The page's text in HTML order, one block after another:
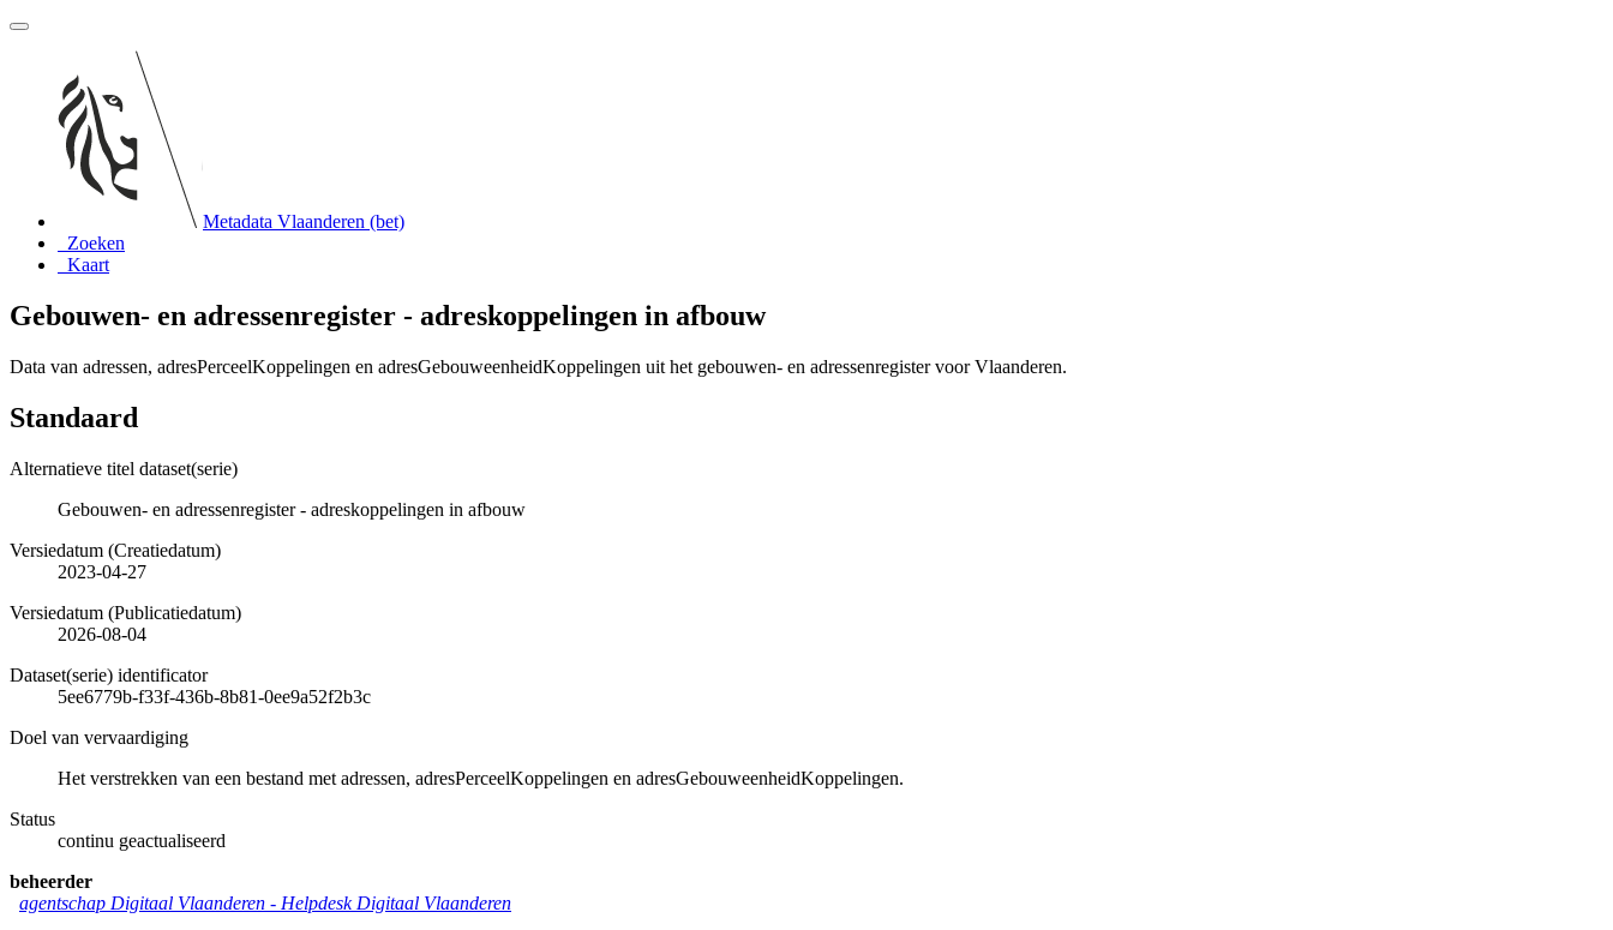
Metadata Vlaanderen (bet)
Zoeken
Kaart
Gebouwen- en adressenregister - adreskoppelingen in afbouw
Data van adressen, adresPerceelKoppelingen en adresGebouweenheidKoppelingen uit het gebouwen- en adressenregister voor Vlaanderen.
Standaard
Alternatieve titel dataset(serie)
Gebouwen- en adressenregister - adreskoppelingen in afbouw
Versiedatum (Creatiedatum)
2023-04-27
Versiedatum (Publicatiedatum)
2026-08-04
Dataset(serie) identificator
5ee6779b-f33f-436b-8b81-0ee9a52f2b3c
Doel van vervaardiging
Het verstrekken van een bestand met adressen, adresPerceelKoppelingen en adresGebouweenheidKoppelingen.
Status
continu geactualiseerd
beheerder
agentschap Digitaal Vlaanderen - Helpdesk Digitaal Vlaanderen